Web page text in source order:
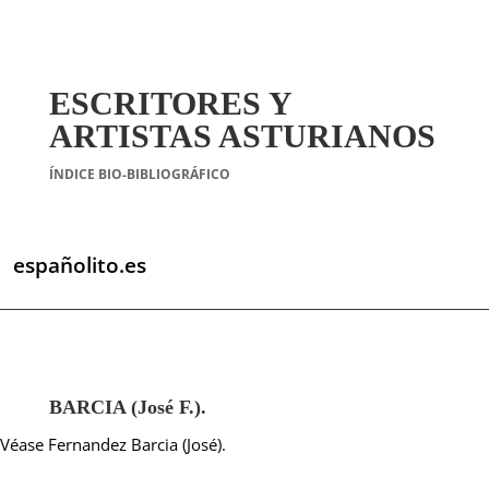
ESCRITORES Y
ARTISTAS ASTURIANOS
ÍNDICE BIO-BIBLIOGRÁFICO
españolito.es
BARCIA (José F.).
Véase Fernandez Barcia (José).